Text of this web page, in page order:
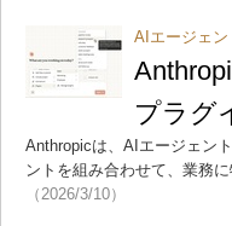
AIエージェン
プラグ
Anthropicは、AIエージェン
ントを組み合わせて、業務
（2026/3/10）